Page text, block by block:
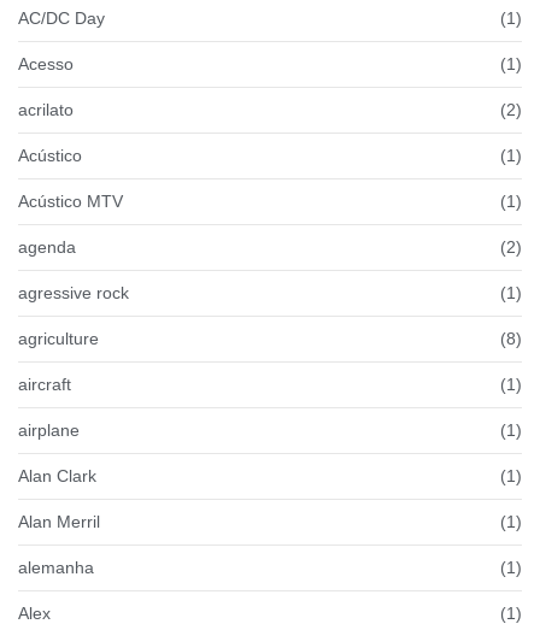
AC/DC Day (1)
Acesso (1)
acrilato (2)
Acústico (1)
Acústico MTV (1)
agenda (2)
agressive rock (1)
agriculture (8)
aircraft (1)
airplane (1)
Alan Clark (1)
Alan Merril (1)
alemanha (1)
Alex (1)